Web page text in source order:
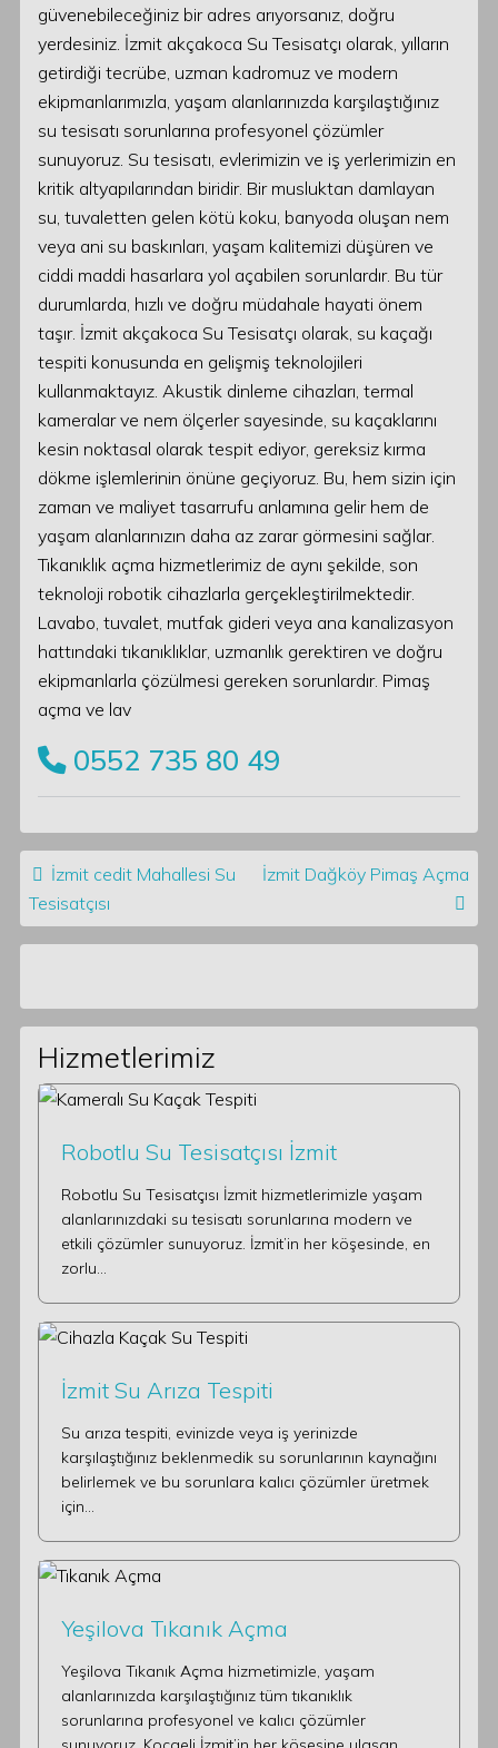
güvenebileceğiniz bir adres arıyorsanız, doğru
yerdesiniz. İzmit akçakoca Su Tesisatçı olarak, yılların
getirdiği tecrübe, uzman kadromuz ve modern
ekipmanlarımızla, yaşam alanlarınızda karşılaştığınız
su tesisatı sorunlarına profesyonel çözümler
sunuyoruz. Su tesisatı, evlerimizin ve iş yerlerimizin en
kritik altyapılarından biridir. Bir musluktan damlayan
su, tuvaletten gelen kötü koku, banyoda oluşan nem
veya ani su baskınları, yaşam kalitemizi düşüren ve
ciddi maddi hasarlara yol açabilen sorunlardır. Bu tür
durumlarda, hızlı ve doğru müdahale hayati önem
taşır. İzmit akçakoca Su Tesisatçı olarak, su kaçağı
tespiti konusunda en gelişmiş teknolojileri
kullanmaktayız. Akustik dinleme cihazları, termal
kameralar ve nem ölçerler sayesinde, su kaçaklarını
kesin noktasal olarak tespit ediyor, gereksiz kırma
dökme işlemlerinin önüne geçiyoruz. Bu, hem sizin için
zaman ve maliyet tasarrufu anlamına gelir hem de
yaşam alanlarınızın daha az zarar görmesini sağlar.
Tıkanıklık açma hizmetlerimiz de aynı şekilde, son
teknoloji robotik cihazlarla gerçekleştirilmektedir.
Lavabo, tuvalet, mutfak gideri veya ana kanalizasyon
hattındaki tıkanıklıklar, uzmanlık gerektiren ve doğru
ekipmanlarla çözülmesi gereken sorunlardır. Pimaş
açma ve lav
0552 735 80 49
Post navigation
İzmit cedit Mahallesi Su
Tesisatçısı
İzmit Dağköy Pimaş Açma
Hizmetlerimiz
Robotlu Su Tesisatçısı İzmit
Robotlu Su Tesisatçısı İzmit hizmetlerimizle yaşam
alanlarınızdaki su tesisatı sorunlarına modern ve
etkili çözümler sunuyoruz. İzmit’in her köşesinde, en
zorlu…
İzmit Su Arıza Tespiti
Su arıza tespiti, evinizde veya iş yerinizde
karşılaştığınız beklenmedik su sorunlarının kaynağını
belirlemek ve bu sorunlara kalıcı çözümler üretmek
için…
Yeşilova Tıkanık Açma
Yeşilova Tıkanık Açma hizmetimizle, yaşam
alanlarınızda karşılaştığınız tüm tıkanıklık
sorunlarına profesyonel ve kalıcı çözümler